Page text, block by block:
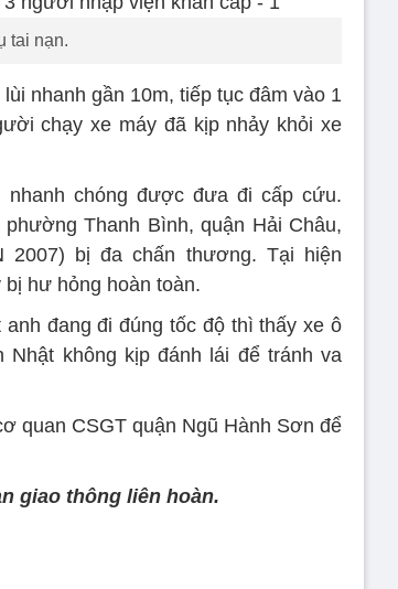
tai nạn.
nhanh gần 10m, tiếp tục đâm vào 1
chạy xe máy đã kịp nhảy khỏi xe
chóng được đưa đi cấp cứu.
Thanh Bình, quận Hải Châu,
bị đa chấn thương. Tại hiện
hư hỏng hoàn toàn.
đang đi đúng tốc độ thì thấy xe ô
không kịp đánh lái để tránh va
quan CSGT quận Ngũ Hành Sơn để
giao thông liên hoàn.